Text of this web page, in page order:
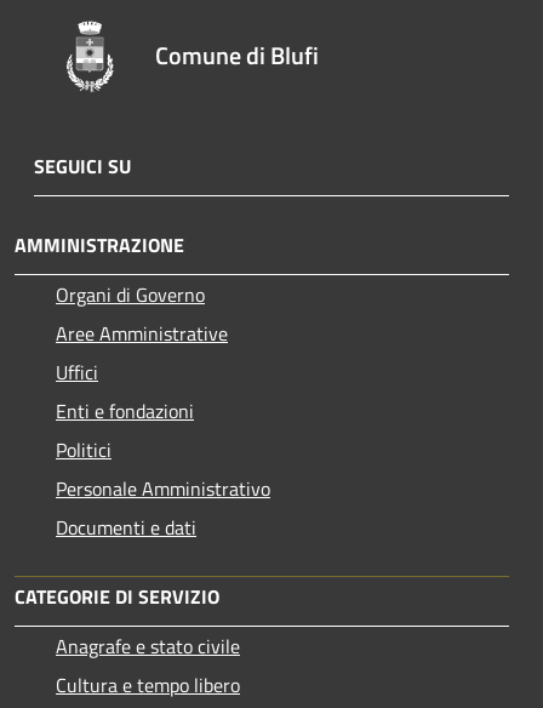
Comune di Blufi
SEGUICI SU
AMMINISTRAZIONE
Organi di Governo
Aree Amministrative
Uffici
Enti e fondazioni
Politici
Personale Amministrativo
Documenti e dati
CATEGORIE DI SERVIZIO
Anagrafe e stato civile
Cultura e tempo libero